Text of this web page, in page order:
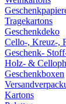
Tragekartons
Geschenkdeko
Cello-, Kreuz-,
Geschenk-
Holz- &
Geschenkboxen
Kartons